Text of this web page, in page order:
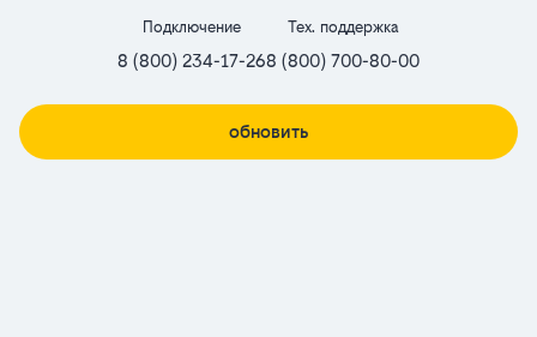
Подключение
8 (800) 234-17-26
Тех. поддержка
8 (800) 700-80-00
обновить